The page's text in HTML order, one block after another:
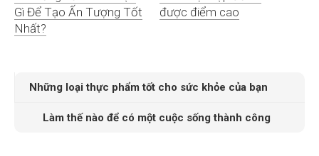
Gì Để Tạo Ấn Tượng Tốt
Nhất?
được điểm cao
Những loại thực phẩm tốt cho sức khỏe của bạn
Làm thế nào để có một cuộc sống thành công